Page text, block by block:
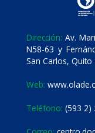
Dirección: Av.
N58-63 y
San Carlos, Quito
Web:
Teléfono: (593 2)